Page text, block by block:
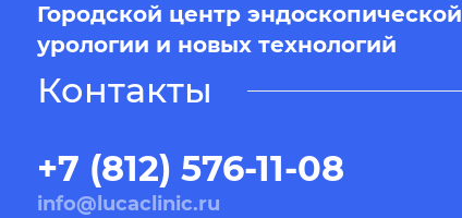
Городской центр эндоскопической
урологии и новых технологий
Контакты
+7 (812) 576-11-08
info@lucaclinic.ru